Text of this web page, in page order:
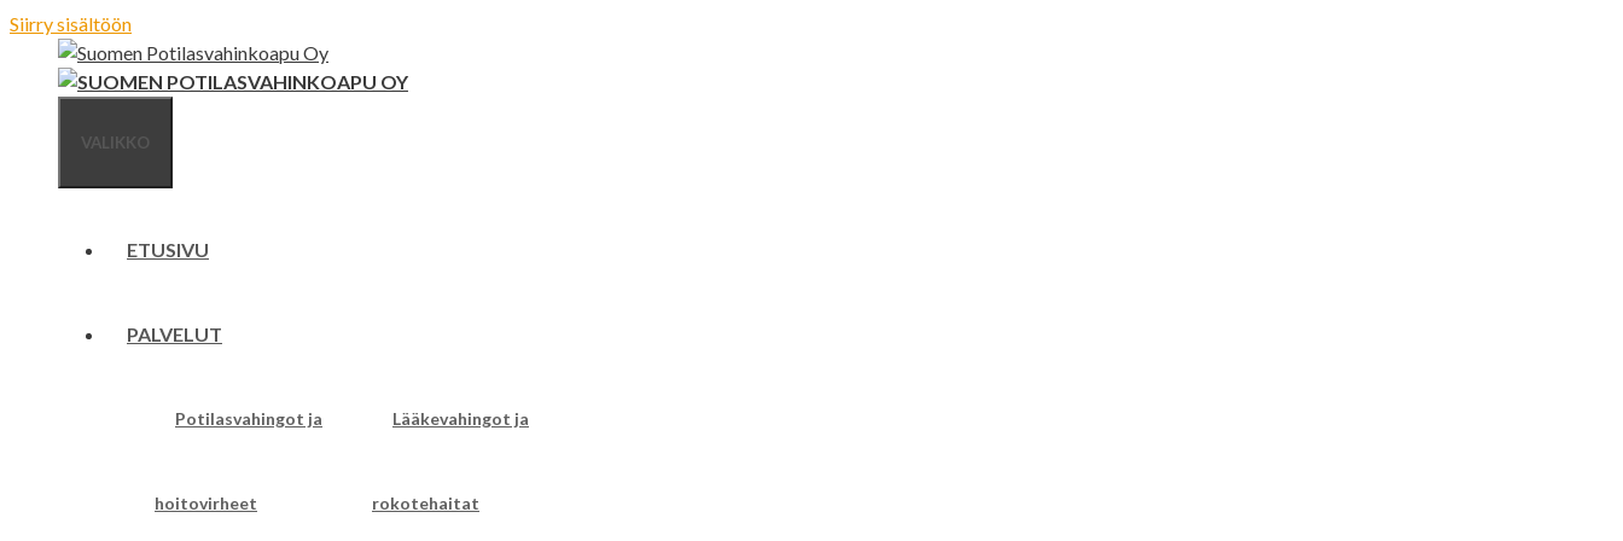
Siirry sisältöön
VALIKKO
ETUSIVU
PALVELUT
Potilasvahingot ja
hoitovirheet
Lääkevahingot ja
rokotehaitat